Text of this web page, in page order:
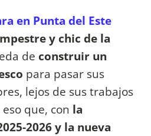
en Punta del Este
y chic de la
de construir un
para pasar sus
lejos de sus trabajos
que, con la
2026 y la nueva